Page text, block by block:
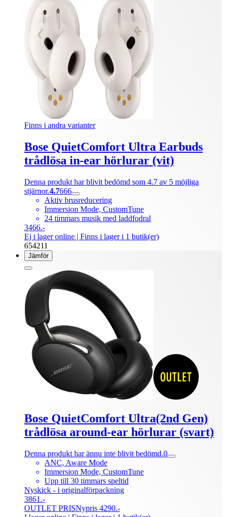
Finns i andra varianter
Bose QuietComfort Ultra Earbuds
trådlösa in-ear hörlurar (vit)
Denna produkt har blivit bedömd som 4.7 av 5 möjliga
stjärnor.4.7666
Aktiv brusreducering
Immersion Mode, CustomTune
24 timmars musik med laddfodral
3466.-
Ej i lager online | Finns i lager i 1 butik(er)
654211
Jämför
Bose QuietComfort Ultra(2nd Gen)
trådlösa around-ear hörlurar (svart)
Denna produkt har ännu inte blivit bedömd.0
ANC, Aware Mode
Immersion Mode, CustomTune
Upp till 30 timmars speltid
Nyskick - i originalförpackning
3861.-
OUTLET PRISNypris 4290.-